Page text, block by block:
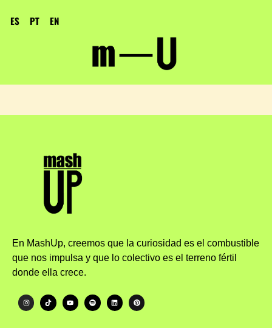
ES PT EN
En MashUp, creemos que la curiosidad es el combustible
que nos impulsa y que lo colectivo es el terreno fértil
donde ella crece.